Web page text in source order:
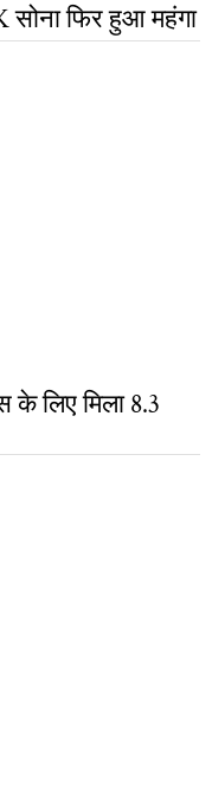
फिर हुआ महंगा
के लिए मिला 8.3